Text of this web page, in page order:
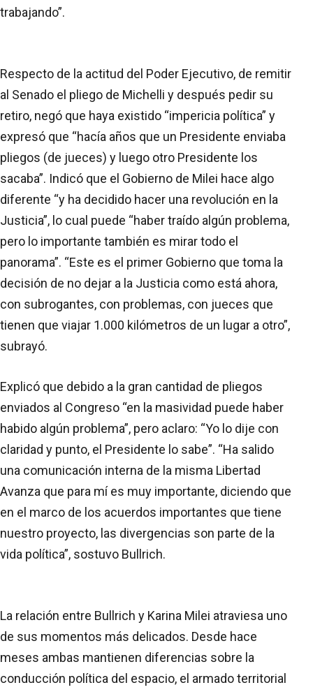
trabajando”.
Respecto de la actitud del Poder Ejecutivo, de remitir
al Senado el pliego de Michelli y después pedir su
retiro, negó que haya existido “impericia política” y
expresó que “hacía años que un Presidente enviaba
pliegos (de jueces) y luego otro Presidente los
sacaba”. Indicó que el Gobierno de Milei hace algo
diferente “y ha decidido hacer una revolución en la
Justicia”, lo cual puede “haber traído algún problema,
pero lo importante también es mirar todo el
panorama”. “Este es el primer Gobierno que toma la
decisión de no dejar a la Justicia como está ahora,
con subrogantes, con problemas, con jueces que
tienen que viajar 1.000 kilómetros de un lugar a otro”,
subrayó.
Explicó que debido a la gran cantidad de pliegos
enviados al Congreso “en la masividad puede haber
habido algún problema”, pero aclaro: “Yo lo dije con
claridad y punto, el Presidente lo sabe”. “Ha salido
una comunicación interna de la misma Libertad
Avanza que para mí es muy importante, diciendo que
en el marco de los acuerdos importantes que tiene
nuestro proyecto, las divergencias son parte de la
vida política”, sostuvo Bullrich.
La relación entre Bullrich y Karina Milei atraviesa uno
de sus momentos más delicados. Desde hace
meses ambas mantienen diferencias sobre la
conducción política del espacio, el armado territorial